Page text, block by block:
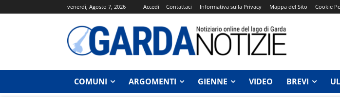
venerdì, Agosto 7, 2026 Accedi Contattaci Informativa sulla Privacy Mappa del Sito Cookie
COMUNI ARGOMENTI GIENNE VIDEO BREVI